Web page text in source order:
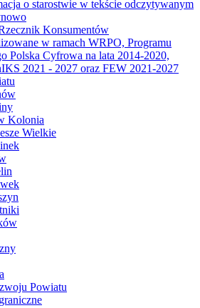
o starostwie w tekście odczytywanym
Konsumentów
w ramach WRPO, Programu
Polska Cyfrowa na lata 2014-2020,
2021 - 2027 oraz FEW 2021-2027
Kolonia
Wielkie
Powiatu